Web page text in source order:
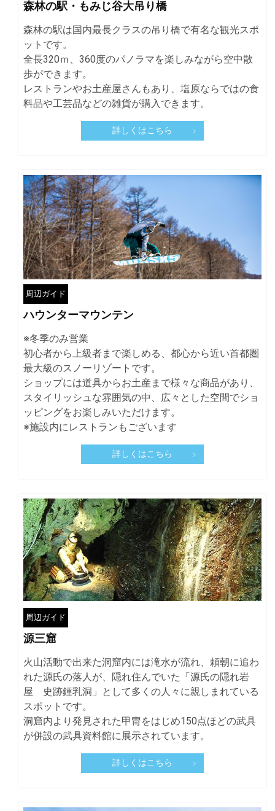
森林の駅・もみじ谷大吊り橋
森林の駅は国内最長クラスの吊り橋で有名な観光スポ
ットです。
全長320ｍ、360度のパノラマを楽しみながら空中散
歩ができます。
レストランやお土産屋さんもあり、塩原ならではの食
料品や工芸品などの雑貨が購入できます。
詳しくはこちら
周辺ガイド
ハウンターマウンテン
※冬季のみ営業
初心者から上級者まで楽しめる、都心から近い首都圏
最大級のスノーリゾートです。
ショップには道具からお土産まで様々な商品があり、
スタイリッシュな雰囲気の中、広々とした空間でショ
ッピングをお楽しみいただけます。
※施設内にレストランもございます
詳しくはこちら
周辺ガイド
源三窟
火山活動で出来た洞窟内には滝水が流れ、頼朝に追わ
れた源氏の落人が、隠れ住んでいた「源氏の隠れ岩
屋 史跡鍾乳洞」として多くの人々に親しまれている
スポットです。
洞窟内より発見された甲冑をはじめ150点ほどの武具
が併設の武具資料館に展示されています。
詳しくはこちら